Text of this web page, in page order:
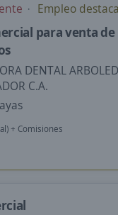
Empleo
para venta
DENTAL
C.A.
+ Comisiones